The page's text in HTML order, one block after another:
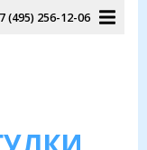
(495) 256-12-06